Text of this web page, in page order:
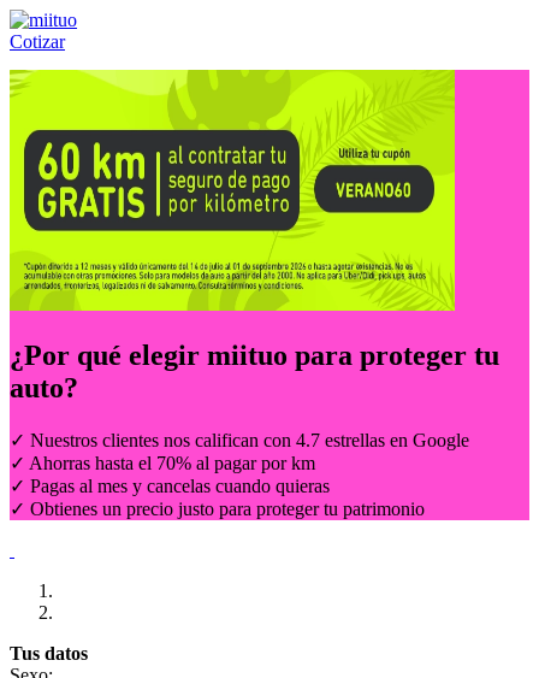
Cotizar
Llámanos al:(55) 84-21-05-00 ó
¿Por qué elegir miituo para proteger tu
auto?
✓ Nuestros clientes nos califican con 4.7 estrellas en Google
✓ Ahorras hasta el 70% al pagar por km
✓ Pagas al mes y cancelas cuando quieras
✓ Obtienes un precio justo para proteger tu patrimonio
Tus datos